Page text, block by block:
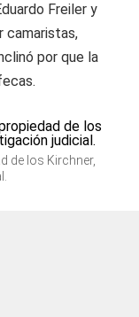
Freiler y
camaristas,
por que la
de los Kirchner,